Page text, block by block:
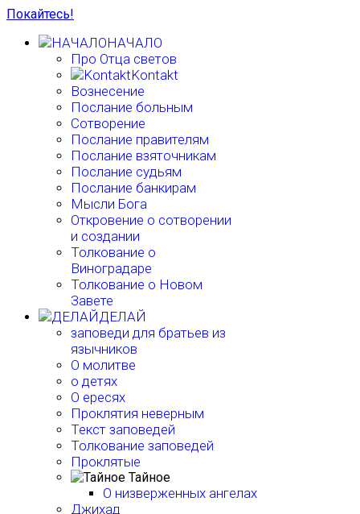
Покайтесь!
НАЧАЛО
Про Отца светов
Kontakt
Вознесение
Послание больным
Сотворение
Послание правителям
Послание взяточникам
Послание судьям
Послание банкирам
Мысли Бога
Откровение о сотворении
и создании
Толкование о
Виноградаре
Толкование о Новом
Завете
ДЕЛАЙ
заповеди для братьев из
язычников
О молитве
о детях
О ересях
Проклятия неверным
Текст заповедей
Толкование заповедей
Проклятые
Тайное
О низверженных ангелах
Джихад